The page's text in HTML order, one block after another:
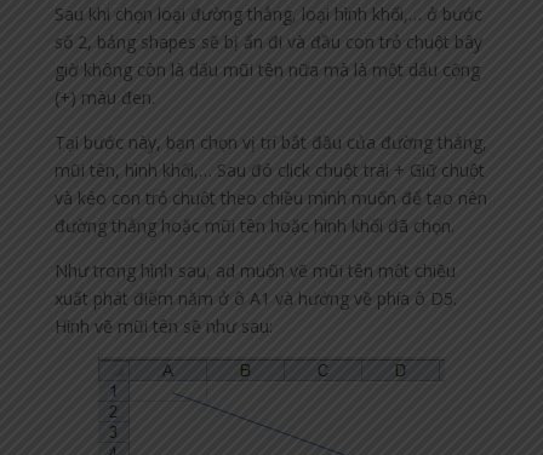
Sau khi chọn loại đường thẳng, loại hình khối,… ở bước
số 2, bảng shapes sẽ bị ẩn đi và đầu con trỏ chuột bây
giờ không còn là dấu mũi tên nữa mà là một dấu cộng
(+) màu đen.
Tại bước này, bạn chọn vị trí bắt đầu của đường thẳng,
mũi tên, hình khối,… Sau đó click chuột trái + Giữ chuột
và kéo con trỏ chuột theo chiều mình muốn để tạo nên
đường thẳng hoặc mũi tên hoặc hình khối đã chọn.
Như trong hình sau, ad muốn vẽ mũi tên một chiều
xuất phát điểm nằm ở ô A1 và hướng về phía ô D5.
Hình vẽ mũi tên sẽ như sau: